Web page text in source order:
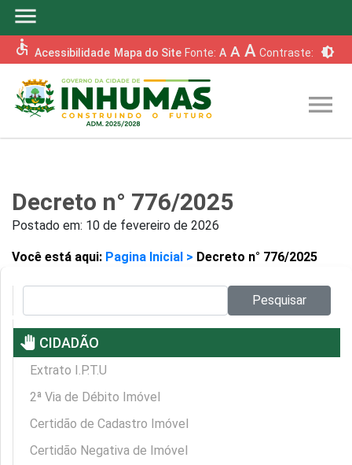
menu
accessible Acessibilidade Mapa do Site Fonte: A A A Contraste: brightness_6
menu
Decreto n° 776/2025
Postado em: 10 de fevereiro de 2026
Você está aqui: Pagina Inicial > Decreto n° 776/2025
Pesquisar
pan_tool CIDADÃO
Extrato I.P.T.U
2ª Via de Débito Imóvel
Certidão de Cadastro Imóvel
Certidão Negativa de Imóvel